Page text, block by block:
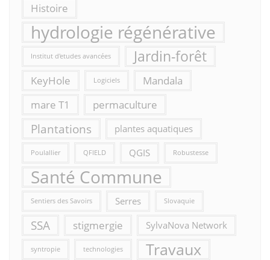
Histoire
hydrologie régénérative
Institut d'etudes avancées Jardin-forêt
KeyHole Logiciels
Mandala
mare T1
permaculture
Plantations plantes aquatiques
Poulallier QFIELD QGIS Robustesse
Santé Commune
Sentiers des Savoirs Serres Slovaquie
SSA stigmergie SylvaNova Network
syntropie technologies Travaux